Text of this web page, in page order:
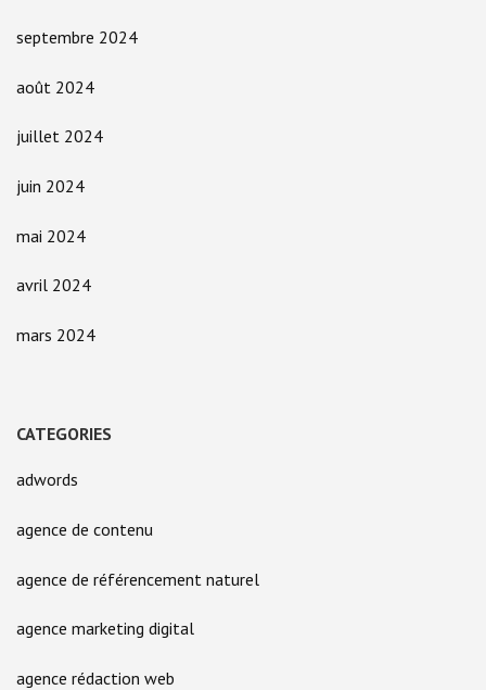
septembre 2024
août 2024
juillet 2024
juin 2024
mai 2024
avril 2024
mars 2024
CATEGORIES
adwords
agence de contenu
agence de référencement naturel
agence marketing digital
agence rédaction web